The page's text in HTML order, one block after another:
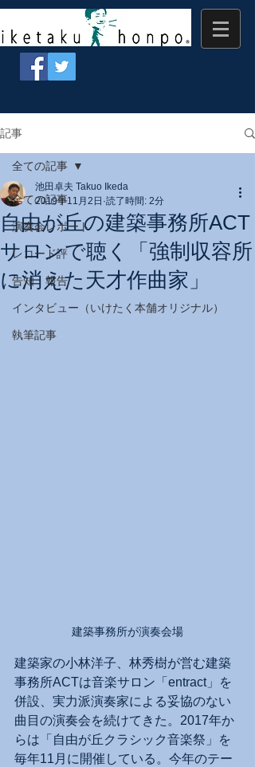
記事
全ての記事
演奏会レポート
レコード評
告知・報告
インタビュー（いけたく本舗オリジナル）
執筆記事
全ての記事
自由が丘の建築事務所ACT
サロンで聴く「強制収容所
に消えた天才作曲家」
池田卓夫 Takuo Ikeda
2019年11月2日 読了時間: 2分
建築事務所が演奏会場
建築家の小林洋子、林秀樹が営む建築
事務所ACTは音楽サロン「entract」を
併設、実力派演奏家による妥協のない
曲目の演奏会を続けてきた。2017年か
らは「自由が丘クラシック音楽祭」を
毎年11月に開催している。今年のテー